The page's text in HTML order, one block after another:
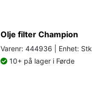
Olje filter Champion
Varenr: 444936 | Enhet: Stk
10+ på lager i Førde